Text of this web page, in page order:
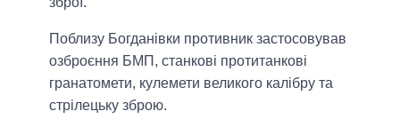
Поблизу Богданівки противник застосовував
озброєння БМП, станкові протитанкові
гранатомети, кулемети великого калібру та
стрілецьку зброю.